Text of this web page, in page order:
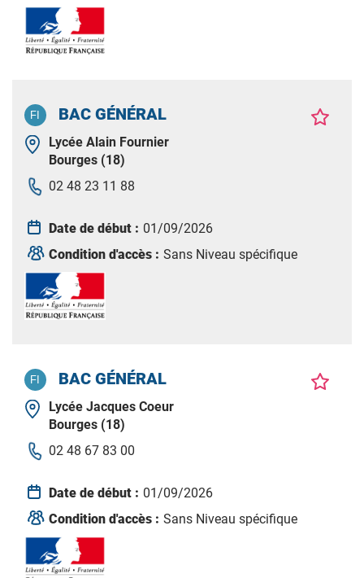
BAC GÉNÉRAL
Lycée Alain Fournier
Bourges (18)
02 48 23 11 88
Date de début : 01/09/2026
Condition d'accès : Sans Niveau spécifique
BAC GÉNÉRAL
Lycée Jacques Coeur
Bourges (18)
02 48 67 83 00
Date de début : 01/09/2026
Condition d'accès : Sans Niveau spécifique